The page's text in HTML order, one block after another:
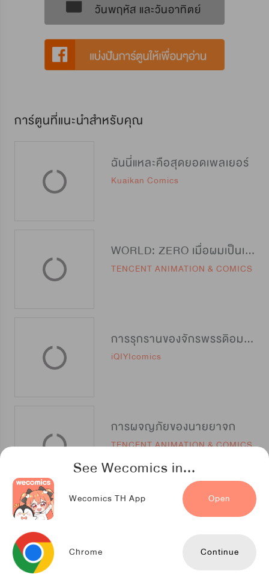
See Wecomics in...
Wecomics TH App Open
Chrome Continue
วันพฤหัส และวันอาทิตย์
การ์ตูนที่แนะนำสำหรับคุณ
ฉันนี่แหละคือสุดยอดเพลเยอร์
Kuaikan Comics
WORLD: ZERO เมื่อผมเป็นเทพีนักรบ
TENCENT ANIMATION & COMICS
การรุกรานของจักรพรรดิอมตะ
iQIYIcomics
การผจญภัยของนายยาจก
TENCENT ANIMATION & COMICS
พิชิตรักฮาเร็มร้อน